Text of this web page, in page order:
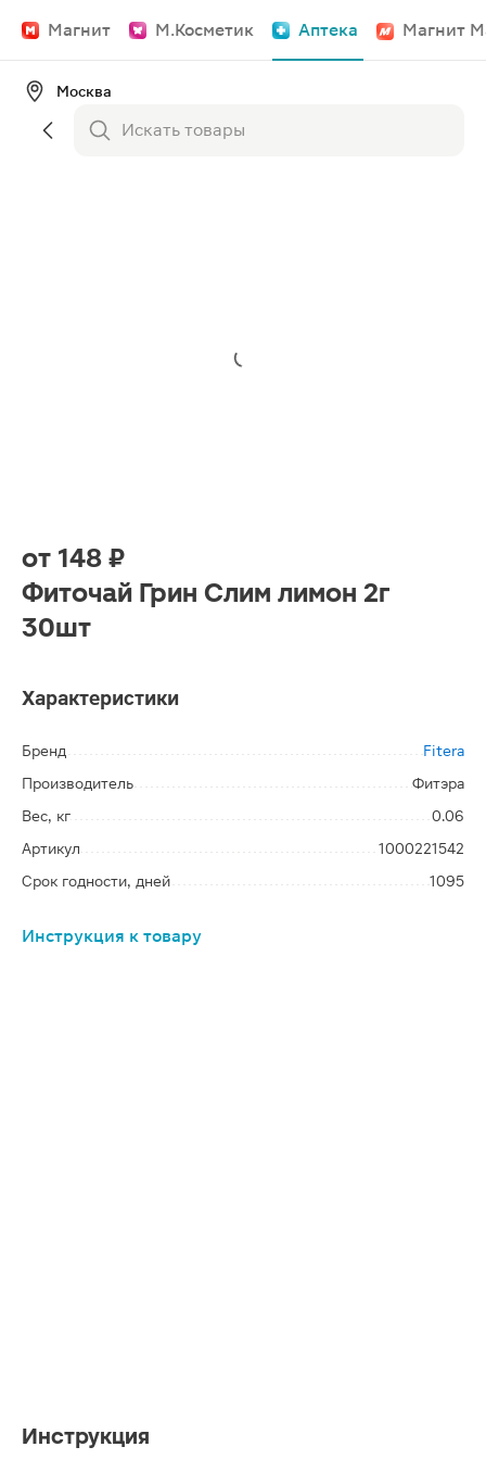
Магнит М.Косметик Аптека Магнит
Москва
от 148 ₽
Фиточай Грин Слим лимон 2г
30шт
Характеристики
Бренд
Fitera
Производитель
Фитэра
Вес, кг
0.06
Артикул
1000221542
Срок годности, дней
1095
Инструкция к товару
Инструкция